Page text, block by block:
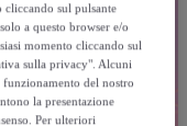
sul pulsante
a questo browser e/o
momento cliccando sul
sulla privacy". Alcuni
funzionamento del nostro
la presentazione
Per ulteriori